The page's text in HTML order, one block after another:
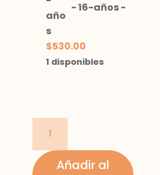
-16-años-
$530.00
1 disponibles
manga
larga Añadir al